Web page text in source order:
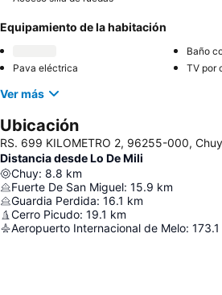
Equipamiento de la habitación
Baño
Pava eléctrica
TV por
Ver más
Ubicación
RS. 699 KILOMETRO 2, 96255-000,
Distancia desde Lo De Mili
Chuy: 8.8 km
Fuerte De San Miguel: 15.9 km
Guardia Perdida: 16.1 km
Cerro Picudo: 19.1 km
Aeropuerto Internacional de Melo: 173.1